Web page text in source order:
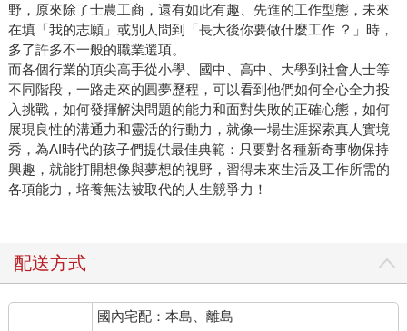
野，原來除了士農工商，還有如此有趣、先進的工作型態，未來
在填「我的志願」或別人問到「長大後你要做什麼工作 ？」時，
多了許多不一般的職業選項。
而各個行業的頂尖高手從小學、國中、高中、大學到社會人士等
不同階段，一路走來的圓夢歷程，可以看到他們如何全心全力投
入挑戰，如何發揮解決問題的能力和面對失敗的正確心態，如何
展現良性的溝通力和靈活的行動力，就像一場生涯探索真人實境
秀，為AI時代的孩子們提供最佳典範：只要對各種新奇事物保持
興趣，就能打開想像與夢想的視野，習得未來生活及工作所需的
各項能力，培養無法被取代的人生競爭力！
配送方式
國內宅配：本島、離島